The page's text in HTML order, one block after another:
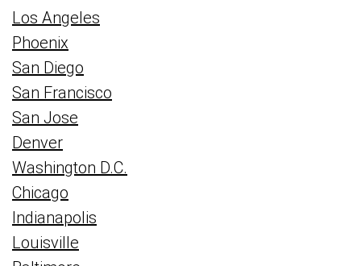
Los Angeles
Phoenix
San Diego
San Francisco
San Jose
Denver
Washington D.C.
Chicago
Indianapolis
Louisville